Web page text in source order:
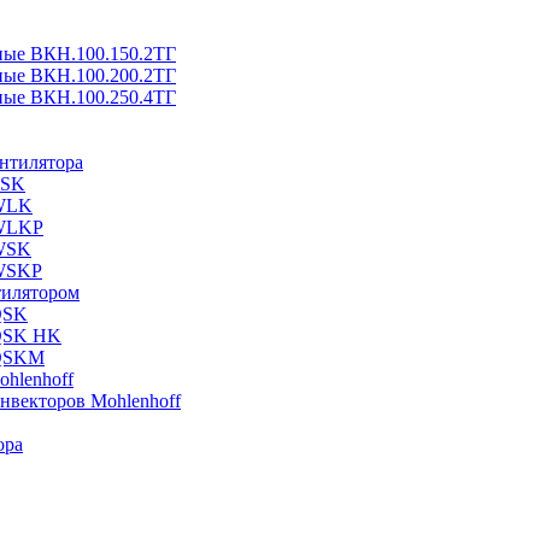
ВКН.100.150.2ТГ
ВКН.100.200.2ТГ
ВКН.100.250.4ТГ
HK
Mohlenhoff